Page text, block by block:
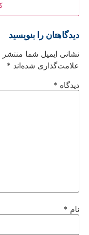
دیدگاهتان را بنویسید
نشانی ایمیل شما منتشر
علامت‌گذاری شده‌اند *
دیدگاه *
نام *